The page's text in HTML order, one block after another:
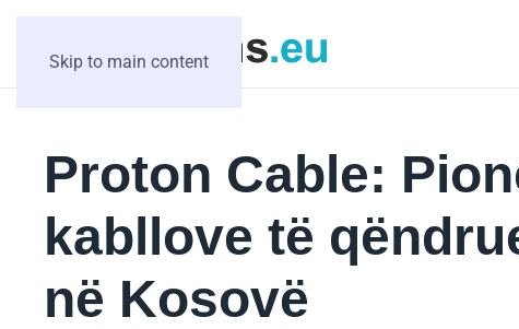
Skip to main content
Proton Cable:
kabllove të
në Kosovë